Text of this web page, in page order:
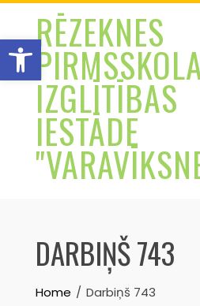
Open toolbar
Skip
contentRĒZEKNES
IZGLĪTĪBAS
IESTĀDE
DARBIŅŠ 743
Home Darbiņš 743